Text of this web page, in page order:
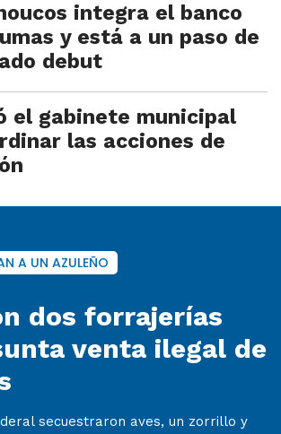
integra el banco
y está a un paso de
debut
el gabinete municipal
las acciones de
A UN AZULEÑO
dos forrajerías
venta ilegal de
secuestraron aves, un zorrillo y